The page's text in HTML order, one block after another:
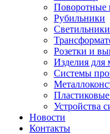
Поворотные
Рубильники
Светильники
Розетки и
Изделия для
Системы
Пластиковые
Устройства
Новости
Контакты